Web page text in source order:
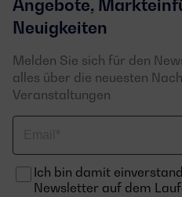
Angebote,
Neuigkeiten
Melden Sie sich für den
alles über die neuesten
Veranstaltungen
Ich bin damit
Newsletter auf dem